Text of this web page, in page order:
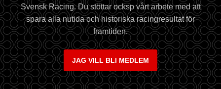
Svensk Racing. Du stöttar ocksp vårt arbete med att
spara alla nutida och historiska racingresultat för
framtiden.
JAG VILL BLI MEDLEM